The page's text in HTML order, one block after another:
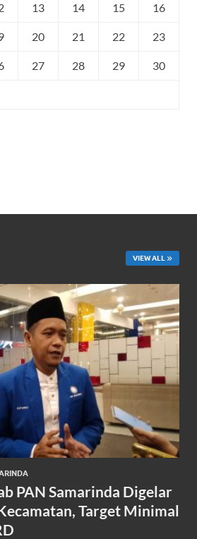
13 14 15 16
20 21 22 23
27 28 29 30
VIEW ALL
PAN Samarinda Digelar
Target Minimal